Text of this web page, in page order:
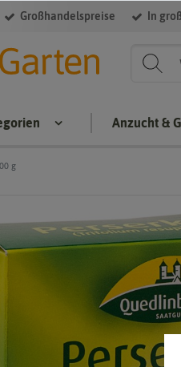
Großhandelspreise In
Anzucht &
g